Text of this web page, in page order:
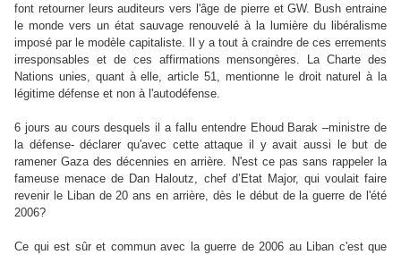
font retourner leurs auditeurs vers l'âge de pierre et GW. Bush entraine
le monde vers un état sauvage renouvelé à la lumière du libéralisme
imposé par le modèle capitaliste. Il y a tout à craindre de ces errements
irresponsables et de ces affirmations mensongères. La Charte des
Nations unies, quant à elle, article 51, mentionne le droit naturel à la
légitime défense et non à l'autodéfense.
6 jours au cours desquels il a fallu entendre Ehoud Barak –ministre de
la défense- déclarer qu'avec cette attaque il y avait aussi le but de
ramener Gaza des décennies en arrière. N'est ce pas sans rappeler la
fameuse menace de Dan Haloutz, chef d’Etat Major, qui voulait faire
revenir le Liban de 20 ans en arrière, dès le début de la guerre de l'été
2006?
Ce qui est sûr et commun avec la guerre de 2006 au Liban c'est que